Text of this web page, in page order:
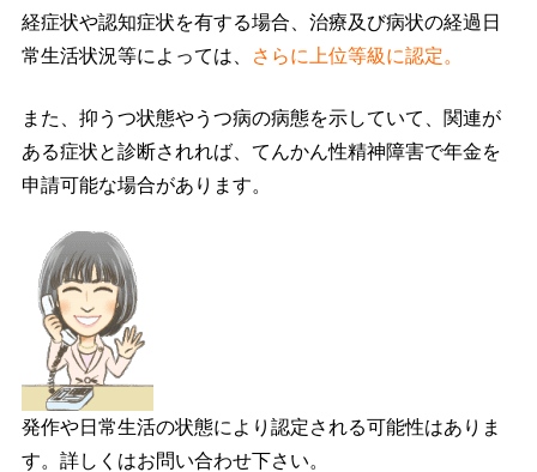
経症状や認知症状を有する場合、治療及び病状の経過日
常生活状況等によっては、
さらに上位等級に認定。
また、抑うつ状態やうつ病の病態を示していて、関連が
ある症状と診断されれば、てんかん性精神障害で年金を
申請可能な場合があります。
発作や日常生活の状態により認定される可能性はありま
す。詳しくはお問い合わせ下さい。